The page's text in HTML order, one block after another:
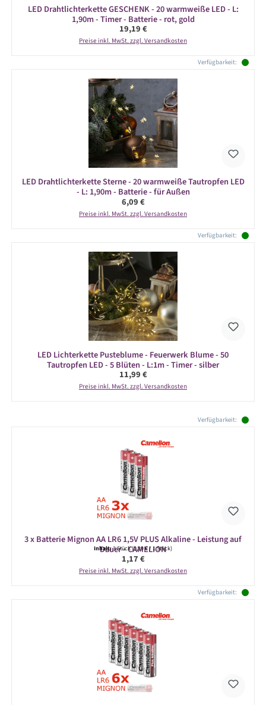
LED Drahtlichterkette GESCHENK - 20 warmweiße LED - L:
1,90m - Timer - Batterie - rot, gold
Regulärer Preis:
19,19 €
Preise inkl. MwSt. zzgl. Versandkosten
Verfügbarkeit:
LED Drahtlichterkette Sterne - 20 warmweiße Tautropfen LED
- L: 1,90m - Batterie - für Außen
Regulärer Preis:
6,09 €
Preise inkl. MwSt. zzgl. Versandkosten
Verfügbarkeit:
LED Lichterkette Pusteblume - Feuerwerk Blume - 50
Tautropfen LED - 5 Blüten - L:1m - Timer - silber
Regulärer Preis:
11,99 €
Preise inkl. MwSt. zzgl. Versandkosten
Verfügbarkeit:
3 x Batterie Mignon AA LR6 1,5V PLUS Alkaline - Leistung auf
Dauer - CAMELION
Inhalt:3 Stück(0,39 € / 1 Stück)
Regulärer Preis:
1,17 €
Preise inkl. MwSt. zzgl. Versandkosten
Verfügbarkeit: